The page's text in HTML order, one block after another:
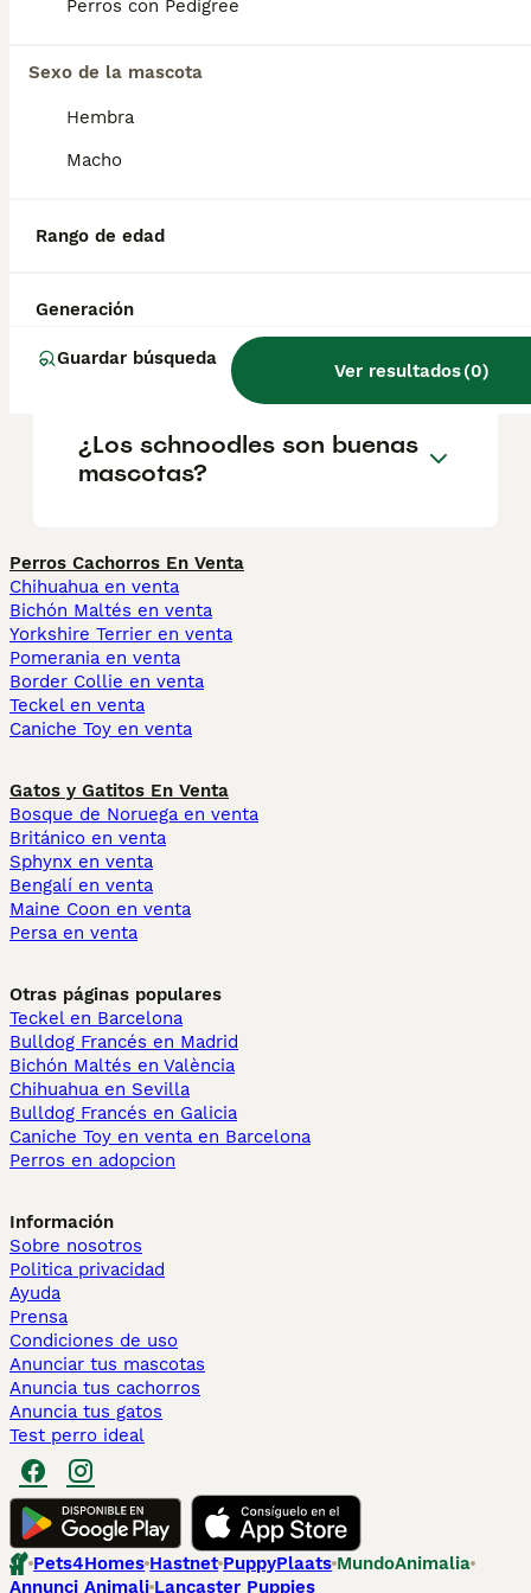
Perros con Pedigree
Sexo de la mascota
Hembra
Macho
Rango de edad
Generación
Guardar búsqueda
Ver resultados(0)
Informarse bien y comparar opciones antes
decisión.
un schnoodle?
¿Qué son los cachorros
schnoodle?
¿Los schnoodles son buenas
mascotas?
Perros Cachorros En Venta
Chihuahua en venta
Bichón Maltés en venta
Yorkshire Terrier en venta
Pomerania en venta
Border Collie en venta
Teckel en venta
Caniche Toy en venta
Gatos y Gatitos En Venta
Bosque de Noruega en venta
Británico en venta
Sphynx en venta
Bengalí en venta
Maine Coon en venta
Persa en venta
Otras páginas populares
Teckel en Barcelona
Bulldog Francés en Madrid
Bichón Maltés en València
Chihuahua en Sevilla
Bulldog Francés en Galicia
Caniche Toy en venta en Barcelona
Perros en adopcion
Información
Sobre nosotros
Politica privacidad
Ayuda
Prensa
Condiciones de uso
Anunciar tus mascotas
Anuncia tus cachorros
Anuncia tus gatos
Test perro ideal
Pets4Homes Hastnet PuppyPlaats MundoAnimalia
Annunci Animali Lancaster Puppies